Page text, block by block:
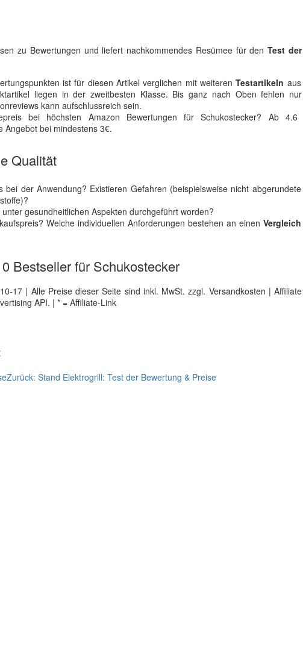
zu Bewertungen und liefert nachkommendes Resümee für denTest der
ist für diesen Artikel verglichen mit weiterenTestartikeln aus
liegen in der zweitbesten Klasse. Bis ganz nach Oben fehlen nur
kann aufschlussreich sein.
bei höchsten Amazon Bewertungen für Schukostecker? Ab 4.6
Angebot bei mindestens 3€.
Qualität
der Anwendung? Existieren Gefahren (beispielsweise nicht abgerundete
gesundheitlichen Aspekten durchgeführt worden?
Welche individuellen Anforderungen bestehen an einen Vergleich
Bestseller für Schukostecker
17 | Alle Preise dieser Seite sind inkl. MwSt. zzgl. Versandkosten | Affiliate
API. | * = Affiliate-Link
Zurück: Stand Elektrogrill: Test der Bewertung & Preise